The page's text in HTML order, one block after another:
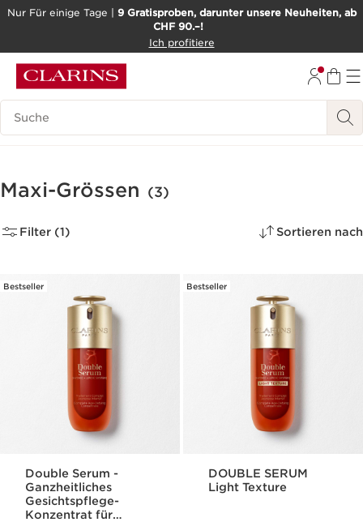
BARRIEREFREIHEITSWERKZEUG
Nur Für einige Tage | 9 Gratisproben, darunter unsere Neuheiten, ab
CHF 90.–!
Ich profitiere
Legende suchen
Maxi-Grössen (3)
Filter (1) Sortieren nach
Bestseller
Double Serum -
Ganzheitliches
Gesichtspflege-
Konzentrat für
Bestseller
DOUBLE SERUM
Light Texture